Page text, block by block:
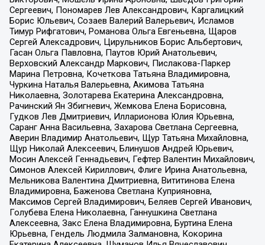
Сергеевич, Пономарев Лев Александрович, Каргалицкий
Борис Юльевич, Созаев Валерий Валерьевич, Исламов
Тимур Рифгатович, Романова Ольга Евгеньевна, Щаров
Сергей Алексадрович, Цирульников Борис Альбертович,
Гасан Ольга Павловна, Паутов Юрий Анатольевич,
Верховский Александр Маркович, Пислакова-Паркер
Марина Петровна, Кочеткова Татьяна Владимировна,
Чуркина Наталья Валерьевна, Акимова Татьяна
Николаевна, Золотарева Екатерина Александровна,
Рачинский Ян Збигневич, Жемкова Елена Борисовна,
Гудков Лев Дмитриевич, Илларионова Юлия Юрьевна,
Саранг Анна Васильевна, Захарова Светлана Сергеевна,
Аверин Владимир Анатольевич, Щур Татьяна Михайловна,
Щур Николай Алексеевич, Блинушов Андрей Юрьевич,
Мосин Алексей Геннадьевич, Гефтер Валентин Михайлович,
Симонов Алексей Кириллович, Флиге Ирина Анатольевна,
Мельникова Валентина Дмитриевна, Вититинова Елена
Владимировна, Баженова Светлана Куприяновна,
Максимов Сергей Владимирович, Беляев Сергей Иванович,
Голубева Елена Николаевна, Ганнушкина Светлана
Алексеевна, Закс Елена Владимировна, Буртина Елена
Юрьевна, Гендель Людмила Залмановна, Кокорина